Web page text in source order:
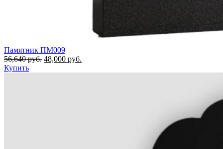
Памятник ПМ009
56,640руб. 48,000 руб.
Купить